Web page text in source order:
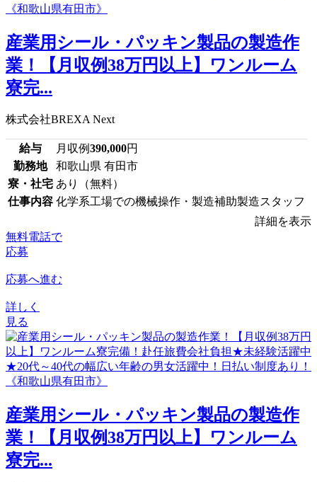
産業用シール・パッキン製品の製造作
業！【月収例38万円以上】ワンルーム
寮完...
株式会社BREXA Next
給与 月収例390,000円
勤務地
和歌山県 有田市
寮・社宅 あり（無料）
仕事内容 化学系工場での機械操作・製造補助製造スタッフ
詳細を表示
無料電話で
応募
応募へ進む
詳しく
見る
産業用シール・パッキン製品の製造作
業！【月収例38万円以上】ワンルーム
寮完...